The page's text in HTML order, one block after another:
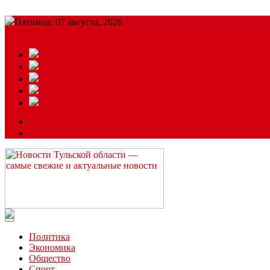
Пятница, 07 августа, 2026
Читайте последние новости дня в Тульской области на сайте
Политика
Экономика
Общество